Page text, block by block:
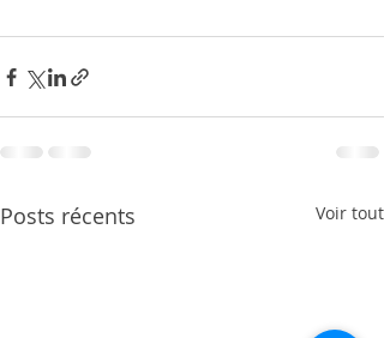
Posts récents Voir tout